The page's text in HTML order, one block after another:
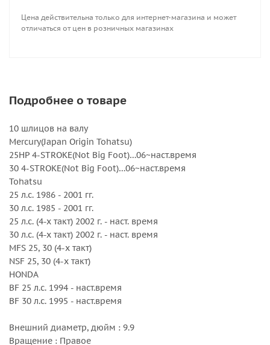
Количество лопастей : 3
Серийный номер : 5211-099-12
Цена действительна только для интернет-магазина и может
отличаться от цен в розничных магазинах
Подробнее о товаре
10 шлицов на валу
Mercury(Japan Origin Tohatsu)
25HP 4-STROKE(Not Big Foot)…06~наст.время
30 4-STROKE(Not Big Foot)…06~наст.время
Tohatsu
25 л.с. 1986 - 2001 гг.
30 л.с. 1985 - 2001 гг.
25 л.с. (4-х такт) 2002 г. - наст. время
30 л.с. (4-х такт) 2002 г. - наст. время
MFS 25, 30 (4-х такт)
NSF 25, 30 (4-х такт)
HONDA
BF 25 л.с. 1994 - наст.время
BF 30 л.с. 1995 - наст.время
Внешний диаметр, дюйм : 9.9
Вращение : Правое